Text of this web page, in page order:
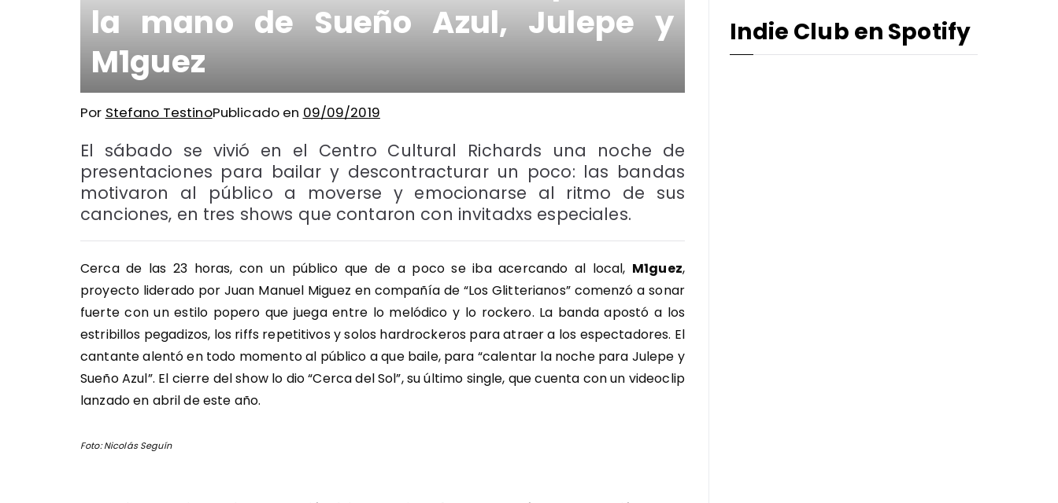
la mano de Sueño Azul, Julepe y
M1guez
Por Stefano TestinoPublicado en 09/09/2019
El sábado se vivió en el Centro Cultural Richards una noche de
presentaciones para bailar y descontracturar un poco: las bandas
motivaron al público a moverse y emocionarse al ritmo de sus
canciones, en tres shows que contaron con invitadxs especiales.
Cerca de las 23 horas, con un público que de a poco se iba acercando al local, M1guez,
proyecto liderado por Juan Manuel Miguez en compañía de “Los Glitterianos” comenzó a sonar
fuerte con un estilo popero que juega entre lo melódico y lo rockero. La banda apostó a los
estribillos pegadizos, los riffs repetitivos y solos hardrockeros para atraer a los espectadores. El
cantante alentó en todo momento al público a que baile, para “calentar la noche para Julepe y
Sueño Azul”. El cierre del show lo dio “Cerca del Sol”, su último single, que cuenta con un videoclip
lanzado en abril de este año.
Foto: Nicolás Seguín
Indie Club en Spotify